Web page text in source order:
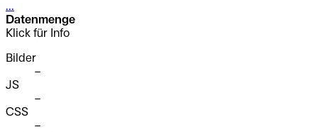
...
Datenmenge
Klick für Info
Bilder
–
JS
–
CSS
–